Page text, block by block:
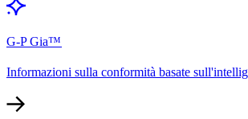
G-P Gia™​​
Informazioni sulla conformità basate